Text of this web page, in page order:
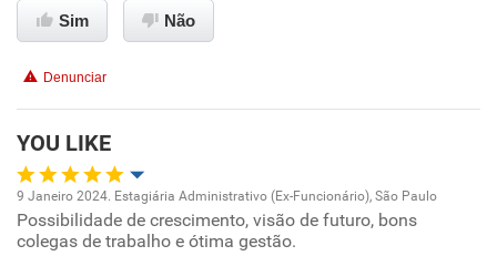
Conciliação com a vida familiar
Recomenda esta empresa
Recomenda a diretoria
Sim Não
Denunciar
YOU LIKE
Oportunidade de promoção
9 Janeiro 2024. Estagiária Administrativo (Ex-Funcionário), São Paulo
Possibilidade de crescimento, visão de futuro, bons
colegas de trabalho e ótima gestão.